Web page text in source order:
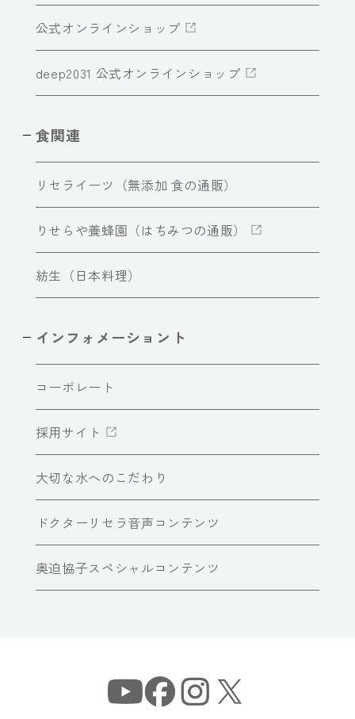
公式オンラインショップ
deep2031 公式オンラインショップ
食関連
リセライーツ（無添加 食の通販）
りせらや養蜂園（はちみつの通販）
紡生（日本料理）
インフォメーショント
コーポレート
採用サイト
大切な水へのこだわり
ドクターリセラ音声コンテンツ
奥迫協子スペシャルコンテンツ